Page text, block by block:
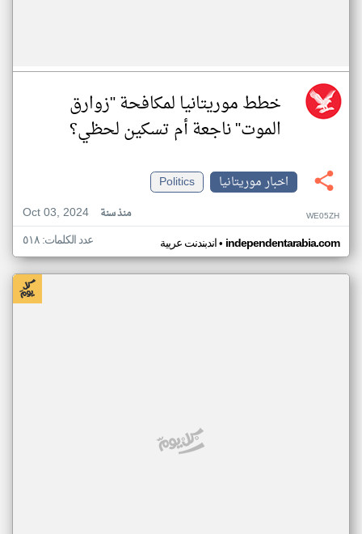
خطط موريتانيا لمكافحة "زوارق
الموت" ناجعة أم تسكين لحظي؟
اخبار موريتانيا
Politics
Oct 03, 2024
منذ سنة WE05ZH
اندبندنت عربية• independentarabia.com عدد الكلمات: ٥١٨